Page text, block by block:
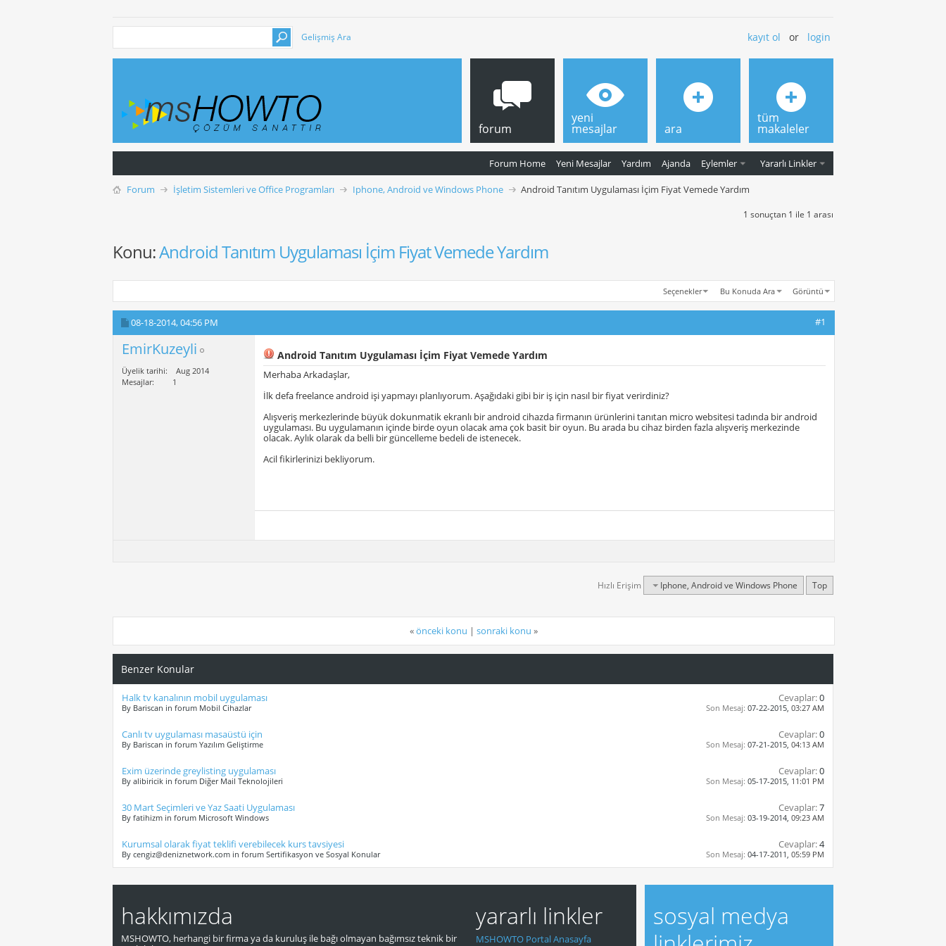
Gelişmiş Ara kayıt ol or login
forum
Forum Home Yeni Mesajlar Yardım Ajanda Eylemler Yararlı Linkler
yeni
mesajlar ara
tüm
makaleler
Forum İşletim Sistemleri ve Office Programları Iphone, Android ve Windows Phone Android Tanıtım Uygulaması İçim Fiyat Vemede Yardım
1 sonuçtan 1 ile 1 arası
Konu:Android Tanıtım Uygulaması İçim Fiyat Vemede Yardım
Seçenekler Bu Konuda Ara Görüntü
08-18-2014,04:56 PM #1
EmirKuzeyli
Üyelik tarihi
Aug 2014
Mesajlar
1
Android Tanıtım Uygulaması İçim Fiyat Vemede Yardım
Merhaba Arkadaşlar,
İlk defa freelance android işi yapmayı planlıyorum. Aşağıdaki gibi bir iş için nasıl bir fiyat verirdiniz?
Alışveriş merkezlerinde büyük dokunmatik ekranlı bir android cihazda firmanın ürünlerini tanıtan micro websitesi tadında bir android
uygulaması. Bu uygulamanın içinde birde oyun olacak ama çok basit bir oyun. Bu arada bu cihaz birden fazla alışveriş merkezinde
olacak. Aylık olarak da belli bir güncelleme bedeli de istenecek.
Acil fikirlerinizi bekliyorum.
Hızlı Erişim Iphone, Android ve Windows Phone Top
«önceki konu | sonraki konu »
Benzer Konular
Halk tv kanalının mobil uygulaması
By Bariscan in forum Mobil Cihazlar
Cevaplar:0
Son Mesaj: 07-22-2015, 03:27 AM
Canlı tv uygulaması masaüstü için
By Bariscan in forum Yazılım Geliştirme
Cevaplar:0
Son Mesaj: 07-21-2015, 04:13 AM
Exim üzerinde greylisting uygulaması
By alibiricik in forum Diğer Mail Teknolojileri
Cevaplar:0
Son Mesaj: 05-17-2015, 11:01 PM
30 Mart Seçimleri ve Yaz Saati Uygulaması
By fatihizm in forum Microsoft Windows
Cevaplar:7
Son Mesaj: 03-19-2014, 09:23 AM
Kurumsal olarak fiyat teklifi verebilecek kurs tavsiyesi
By cengiz@deniznetwork.com in forum Sertifikasyon ve Sosyal Konular
Cevaplar:4
Son Mesaj: 04-17-2011, 05:59 PM
hakkımızda
MSHOWTO, herhangi bir firma ya da kuruluş ile bağı olmayan bağımsız teknik bir
yararlı linkler
MSHOWTO Portal Anasayfa
sosyal medya